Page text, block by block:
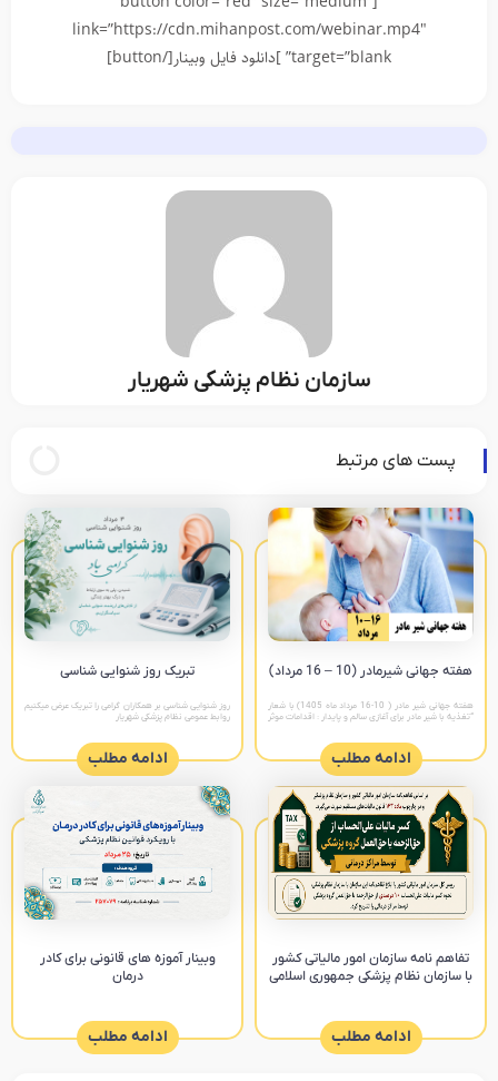
link=”https://cdn.mihanpost.com/webinar.mp4″
target=”blank” ]دانلود فایل وبینار[/button]
سازمان نظام پزشکی شهریار
پست های مرتبط
هفته جهانی شیرمادر (10 – 16 مرداد)
هفته جهانی شیر مادر ( 10-16 مرداد ماه 1405) با شعار
“تغذیه با شیر مادر برای آغازی سالم و پایدار : اقدامات موثر
ادامه مطلب
تبریک روز شنوایی شناسی
روز شنوایی شناسی بر همکاران گرامی را تبریک عرض میکنیم
روابط عمومی نظام پزشکی شهریار
ادامه مطلب
تفاهم نامه سازمان امور مالیاتی کشور
با سازمان نظام پزشکی جمهوری اسلامی
ادامه مطلب
وبینار آموزه های قانونی برای کادر
درمان
ادامه مطلب